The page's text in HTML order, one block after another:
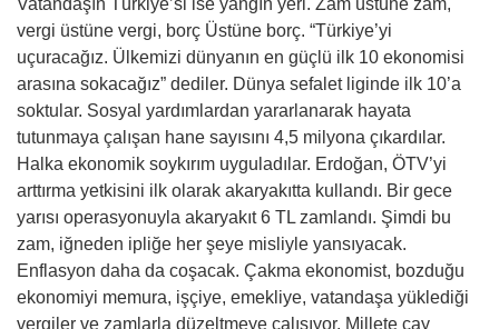
vergi üstüne vergi, borç Üstüne borç. “Türkiye’yi
uçuracağız. Ülkemizi dünyanın en güçlü ilk 10 ekonomisi
arasına sokacağız” dediler. Dünya sefalet liginde ilk 10’a
soktular. Sosyal yardımlardan yararlanarak hayata
tutunmaya çalışan hane sayısını 4,5 milyona çıkardılar.
Halka ekonomik soykırım uyguladılar. Erdoğan, ÖTV’yi
arttırma yetkisini ilk olarak akaryakıtta kullandı. Bir gece
yarısı operasyonuyla akaryakıt 6 TL zamlandı. Şimdi bu
zam, iğneden ipliğe her şeye misliyle yansıyacak.
Enflasyon daha da coşacak. Çakma ekonomist, bozduğu
ekonomiyi memura, işçiye, emekliye, vatandaşa yüklediği
vergiler ve zamlarla düzeltmeye çalışıyor. Millete çay